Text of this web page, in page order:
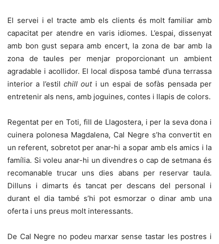
El servei i el tracte amb els clients és molt familiar amb
capacitat per atendre en varis idiomes. L’espai, dissenyat
amb bon gust separa amb encert, la zona de bar amb la
zona de taules per menjar proporcionant un ambient
agradable i acollidor. El local disposa també d’una terrassa
interior a l’estilchill outi un espai de sofàs pensada per
entretenir als nens, amb joguines, contes i llapis de colors.
Regentat per en Toti, fill de Llagostera, i per la seva dona i
cuinera polonesa Magdalena, Cal Negre s’ha convertit en
un referent, sobretot per anar-hi a sopar amb els amics i la
família. Si voleu anar-hi un divendres o cap de setmana és
recomanable trucar uns dies abans per reservar taula.
Dilluns i dimarts és tancat per descans del personal i
durant el dia també s’hi pot esmorzar o dinar amb una
oferta i uns preus molt interessants.
De Cal Negre no podeu marxar sense tastar les postres i